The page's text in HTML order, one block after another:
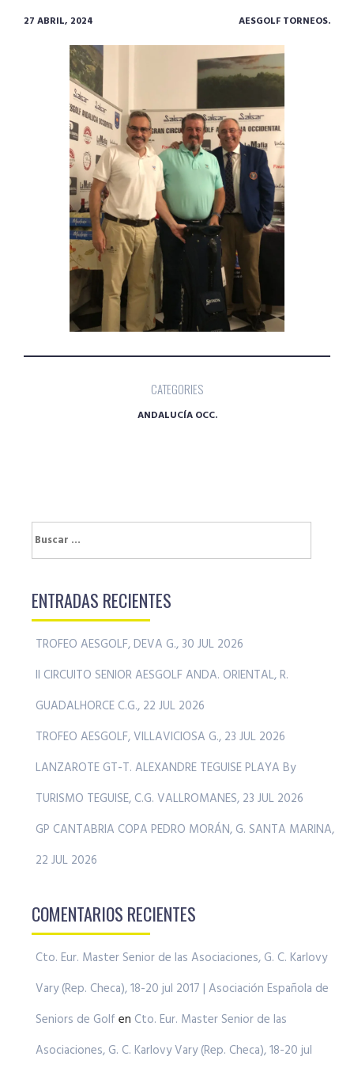
27 ABRIL, 2024 AESGOLF TORNEOS.
CATEGORIES
ANDALUCÍA OCC.
Buscar:
ENTRADAS RECIENTES
TROFEO AESGOLF, DEVA G., 30 JUL 2026
II CIRCUITO SENIOR AESGOLF ANDA. ORIENTAL, R.
GUADALHORCE C.G., 22 JUL 2026
TROFEO AESGOLF, VILLAVICIOSA G., 23 JUL 2026
LANZAROTE GT-T. ALEXANDRE TEGUISE PLAYA By
TURISMO TEGUISE, C.G. VALLROMANES, 23 JUL 2026
GP CANTABRIA COPA PEDRO MORÁN, G. SANTA MARINA,
22 JUL 2026
COMENTARIOS RECIENTES
Cto. Eur. Master Senior de las Asociaciones, G. C. Karlovy
Vary (Rep. Checa), 18-20 jul 2017 | Asociación Española de
Seniors de Golf en Cto. Eur. Master Senior de las
Asociaciones, G. C. Karlovy Vary (Rep. Checa), 18-20 jul